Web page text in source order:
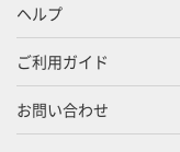
ヘルプ
ご利用ガイド
お問い合わせ